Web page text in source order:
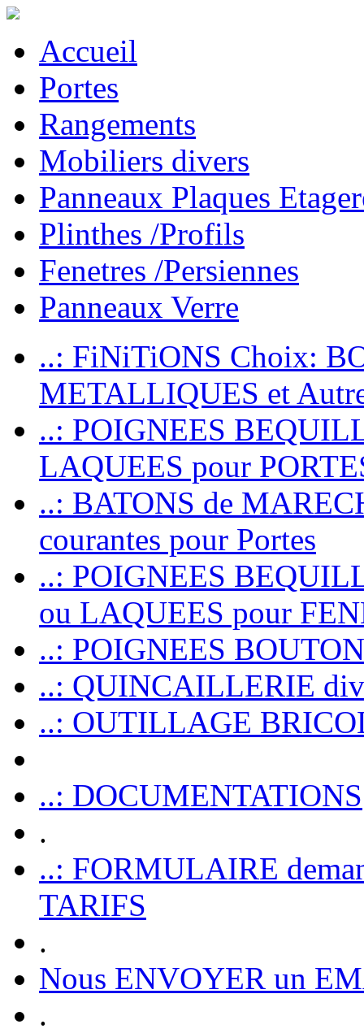
Accueil
Portes
Rangements
Mobiliers divers
Panneaux Plaques
Plinthes /Profils
Fenetres /Persiennes
Panneaux Verre
..: FiNiTiONS Choix:
METALLIQUES et
..: POIGNEES
LAQUEES pour
..: BATONS de
courantes pour Portes
..: POIGNEES
ou LAQUEES pour
..: POIGNEES
..: QUINCAILLERIE
..: OUTILLAGE
..: DOCUMENTATIONS
.
..: FORMULAIRE
TARIFS
.
Nous ENVOYER un
.